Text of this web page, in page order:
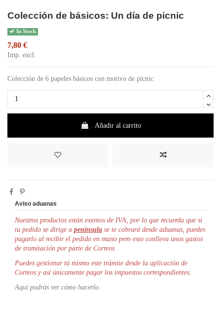
Colección de básicos: Un día de picnic
In Stock
7,80 €
Imp. excl.
Colección de 6 papeles básicos con motivo de picnic
Añadir al carrito
Aviso aduanas
Nuestros productos están exentos de IVA, por lo que recuerda que si
tu pedido se dirige a península se te cobrará desde aduanas, puedes
pagarlo al recibir el pedido en mano pero esto conlleva unos gastos
de tramitación por parte de Correos.
Puedes gestionar tú mismo este trámite desde la aplicación de
Correos y así únicamente pagar los impuestos correspondientes.
Aquí podrás ver cómo hacerlo.